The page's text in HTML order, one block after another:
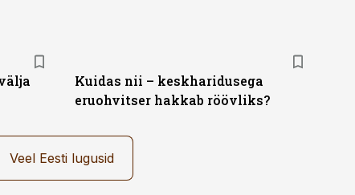
Kuidas nii – keskharidusega
eruohvitser hakkab röövliks?
Veel Eesti lugusid